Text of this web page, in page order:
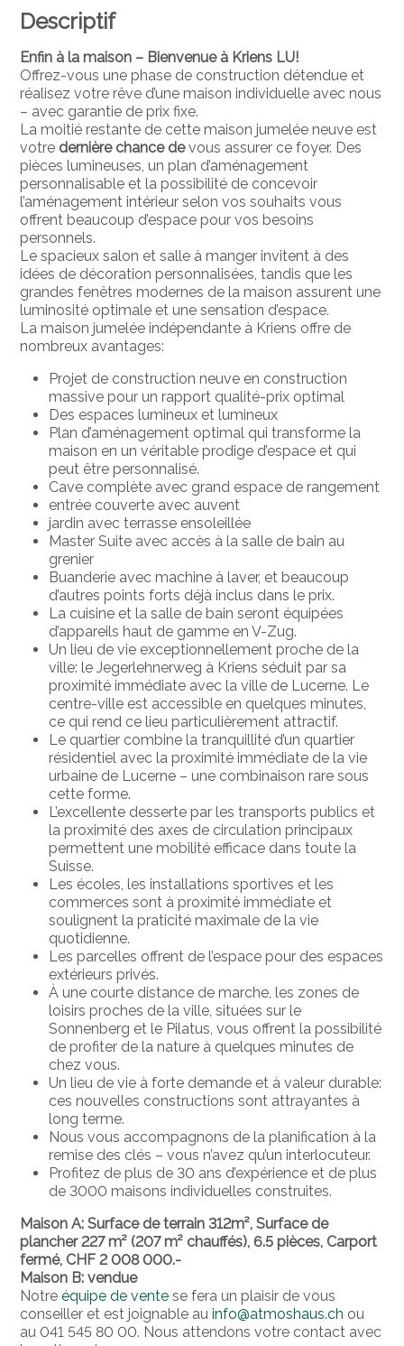
Descriptif
Enfin à la maison – Bienvenue à Kriens LU!
Offrez-vous une phase de construction détendue et
réalisez votre rêve d’une maison individuelle avec nous
– avec garantie de prix fixe.
La moitié restante de cette maison jumelée neuve est
votre dernière chance devous assurer ce foyer. Des
pièces lumineuses, un plan d’aménagement
personnalisable et la possibilité de concevoir
l’aménagement intérieur selon vos souhaits vous
offrent beaucoup d’espace pour vos besoins
personnels.
Le spacieux salon et salle à manger invitent à des
idées de décoration personnalisées, tandis que les
grandes fenêtres modernes de la maison assurent une
luminosité optimale et une sensation d’espace.
La maison jumelée indépendante à Kriens offre de
nombreux avantages:
Projet de construction neuve en construction
massive pour un rapport qualité-prix optimal
Des espaces lumineux et lumineux
Plan d’aménagement optimal qui transforme la
maison en un véritable prodige d’espace et qui
peut être personnalisé.
Cave complète avec grand espace de rangement
entrée couverte avec auvent
jardin avec terrasse ensoleillée
Master Suite avec accès à la salle de bain au
grenier
Buanderie avec machine à laver, et beaucoup
d’autres points forts déjà inclus dans le prix.
La cuisine et la salle de bain seront équipées
d’appareils haut de gamme en V-Zug.
Un lieu de vie exceptionnellement proche de la
ville: le Jegerlehnerweg à Kriens séduit par sa
proximité immédiate avec la ville de Lucerne. Le
centre-ville est accessible en quelques minutes,
ce qui rend ce lieu particulièrement attractif.
Le quartier combine la tranquillité d’un quartier
résidentiel avec la proximité immédiate de la vie
urbaine de Lucerne – une combinaison rare sous
cette forme.
L’excellente desserte par les transports publics et
la proximité des axes de circulation principaux
permettent une mobilité efficace dans toute la
Suisse.
Les écoles, les installations sportives et les
commerces sont à proximité immédiate et
soulignent la praticité maximale de la vie
quotidienne.
Les parcelles offrent de l’espace pour des espaces
extérieurs privés.
À une courte distance de marche, les zones de
loisirs proches de la ville, situées sur le
Sonnenberg et le Pilatus, vous offrent la possibilité
de profiter de la nature à quelques minutes de
chez vous.
Un lieu de vie à forte demande et à valeur durable:
ces nouvelles constructions sont attrayantes à
long terme.
Nous vous accompagnons de la planification à la
remise des clés – vous n’avez qu’un interlocuteur.
Profitez de plus de 30 ans d’expérience et de plus
de 3000 maisons individuelles construites.
Maison A: Surface de terrain 312m², Surface de
plancher 227 m² (207 m² chauffés), 6.5 pièces, Carport
fermé, CHF 2 008 000.-
Maison B: vendue
Notreéquipe de vente se fera un plaisir de vous
conseiller et est joignable auinfo@atmoshaus.ch ou
au 041 545 80 00. Nous attendons votre contact avec